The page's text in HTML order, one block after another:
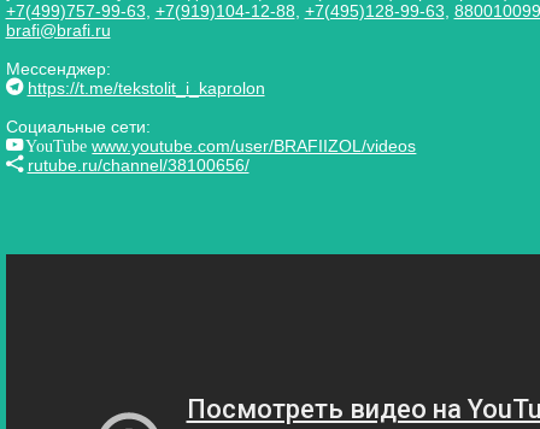
+7(499)757-99-63 +7(919)104-12-88 +7(495)128-99-63
brafi@brafi.ru
Мессенджер:
https://t.me/tekstolit_i_kaprolon
Социальные сети:
YouTube www.youtube.com/user/BRAFIIZOL/videos
rutube.ru/channel/38100656/